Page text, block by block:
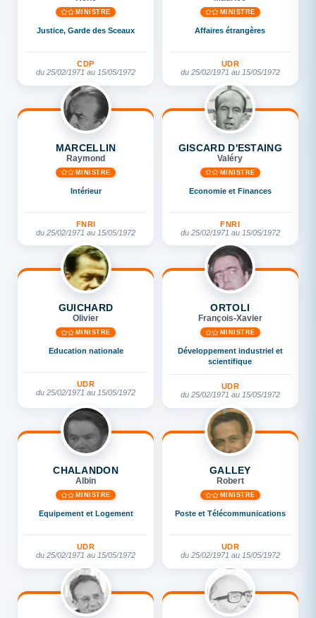
MINISTRE
Justice, Garde des Sceaux
CDP
du 25/02/1971 au 15/05/1972
MINISTRE
Affaires étrangères
UDR
du 25/02/1971 au 15/05/1972
MARCELLIN
Raymond
MINISTRE
Intérieur
FNRI
du 25/02/1971 au 15/05/1972
GISCARD D'ESTAING
Valéry
MINISTRE
Economie et Finances
FNRI
du 25/02/1971 au 15/05/1972
GUICHARD
Olivier
MINISTRE
Education nationale
UDR
du 25/02/1971 au 15/05/1972
ORTOLI
François-Xavier
MINISTRE
Développement industriel et
scientifique
UDR
du 25/02/1971 au 15/05/1972
CHALANDON
Albin
MINISTRE
Equipement et Logement
UDR
du 25/02/1971 au 15/05/1972
GALLEY
Robert
MINISTRE
Poste et Télécommunications
UDR
du 25/02/1971 au 15/05/1972